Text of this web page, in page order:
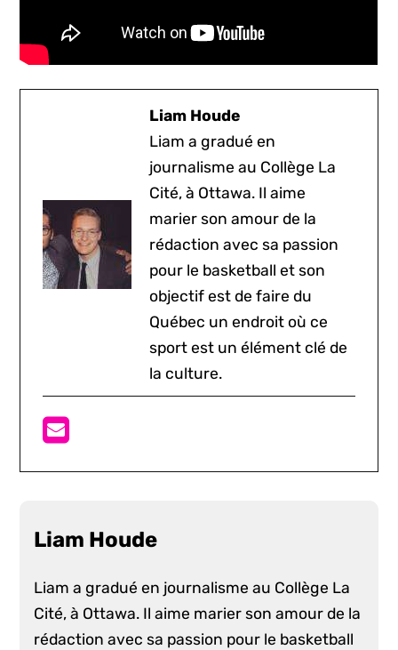
Liam Houde
Liam a gradué en
journalisme au Collège La
Cité, à Ottawa. Il aime
marier son amour de la
rédaction avec sa passion
pour le basketball et son
objectif est de faire du
Québec un endroit où ce
sport est un élément clé de
la culture.
Liam Houde
Liam a gradué en journalisme au Collège La
Cité, à Ottawa. Il aime marier son amour de la
rédaction avec sa passion pour le basketball